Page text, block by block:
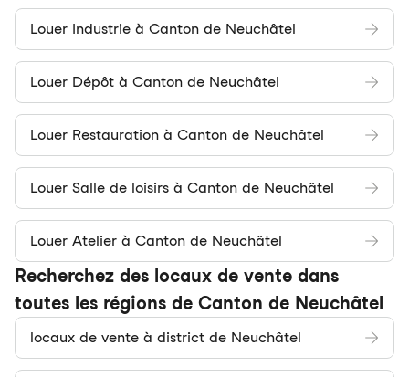
Louer Industrie à Canton de Neuchâtel
Louer Dépôt à Canton de Neuchâtel
Louer Restauration à Canton de Neuchâtel
Louer Salle de loisirs à Canton de Neuchâtel
Louer Atelier à Canton de Neuchâtel
Recherchez des locaux de vente dans
toutes les régions de Canton de Neuchâtel
locaux de vente à district de Neuchâtel